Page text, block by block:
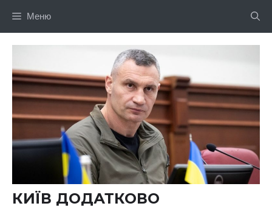
Меню
КИЇВ ДОДАТКОВО